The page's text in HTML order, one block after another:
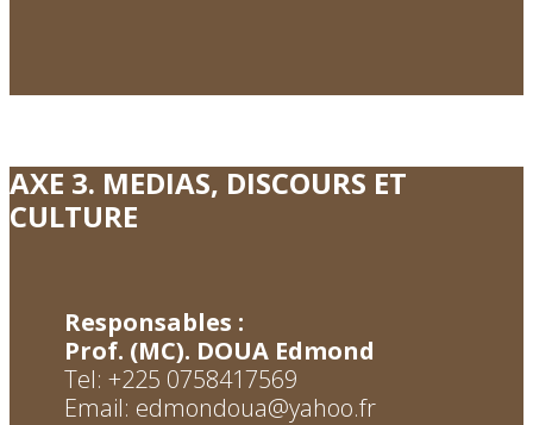
AXE 3. MEDIAS, DISCOURS ET
CULTURE
Responsables :
Prof. (MC). DOUA Edmond
Tel: +225 0758417569
Email: edmondoua@yahoo.fr